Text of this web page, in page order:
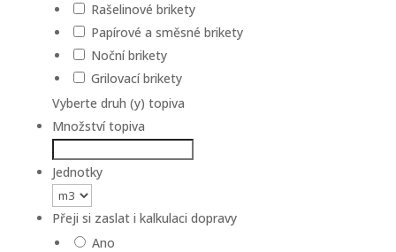
Rašelinové brikety
Papírové a směsné brikety
Noční brikety
Grilovací brikety
Vyberte druh (y) topiva
Množství topiva
Jednotky
Přeji si zaslat i kalkulaci dopravy
Ano